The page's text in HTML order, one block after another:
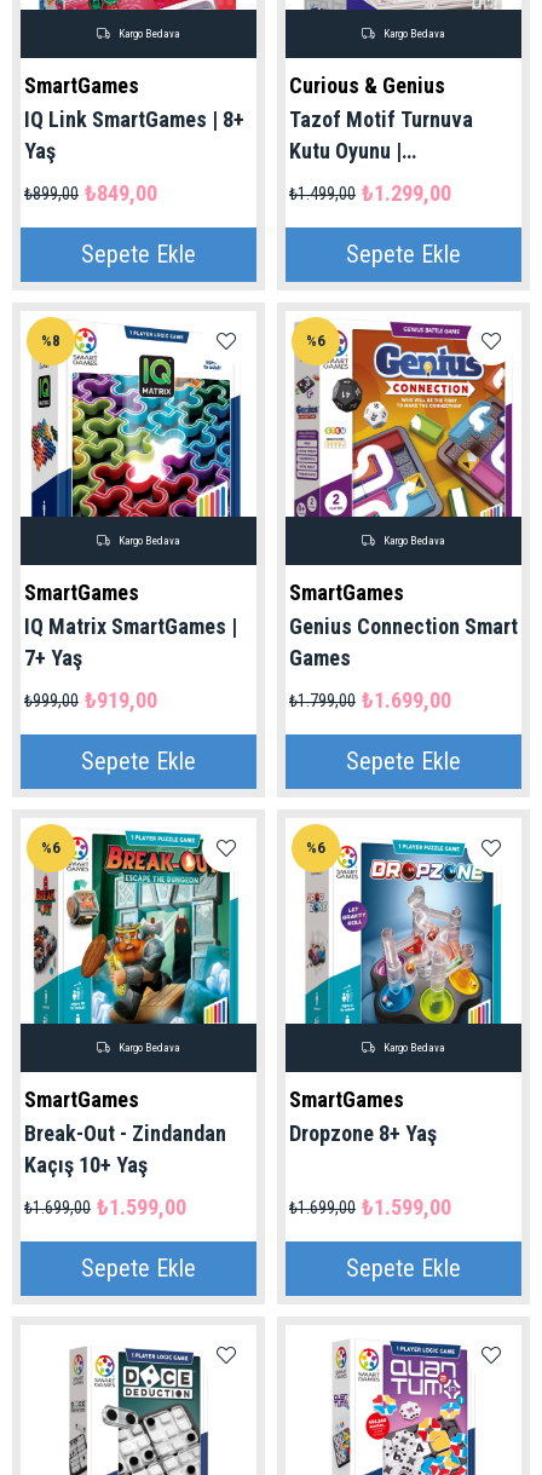
SmartGames
IQ Link SmartGames | 8+
Yaş
₺849,00
₺899,00
Sepete Ekle
Kargo Bedava
Curious & Genius
Tazof Motif Turnuva
Kutu Oyunu |
Cerious&Genius
₺1.299,00
₺1.499,00
Sepete Ekle
Kargo Bedava
SmartGames
IQ Matrix SmartGames |
7+ Yaş
₺919,00
₺999,00
Sepete Ekle
%8
Kargo Bedava
SmartGames
Genius Connection Smart
Games
₺1.699,00
₺1.799,00
Sepete Ekle
%6
Kargo Bedava
SmartGames
Break-Out - Zindandan
Kaçış 10+ Yaş
₺1.599,00
₺1.699,00
Sepete Ekle
%6
Kargo Bedava
SmartGames
Dropzone 8+ Yaş
₺1.599,00
₺1.699,00
Sepete Ekle
%6
Kargo Bedava